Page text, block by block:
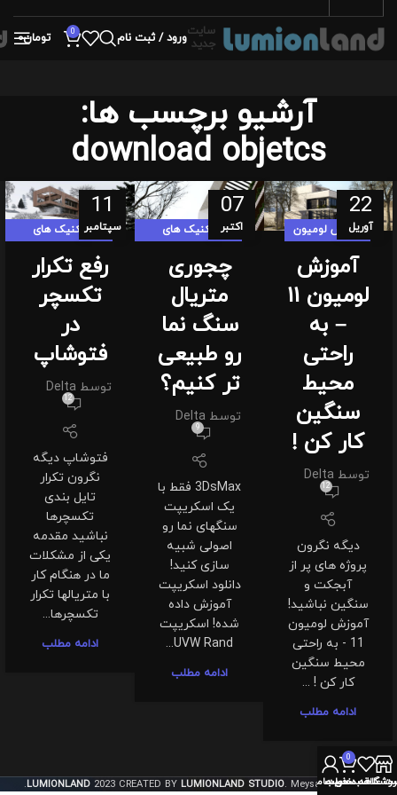
سایت
جدید ورود / ثبت نام 0 تومان0
آرشیو برچسب ها:
download objetcs
22
آوریلآموزش لومیون
آموزش
لومیون 11
– به
راحتی
محیط
سنگین
کار کن !
توسط Delta
12
دیگه نگرون
پروژه های پر از
آبجکت و
سنگین نباشید!
آموزش لومیون
11 - به راحتی
محیط سنگین
کار کن ! ...
ادامه مطلب
07
اکتبر
تکنیک های
چجوری
متریال
سنگ نما
رو طبیعی
تر کنیم؟
توسط Delta
9
3DsMax فقط با
یک اسکریپت
سنگهای نما رو
اصولی شبیه
سازی کنید!
دانلود اسکریپت
آموزش داده
شده! اسکریپت
UVW Rand...
ادامه مطلب
11
سپتامبرتکنیک های
رفع تکرار
تکسچر
در
فتوشاپ
توسط Delta
12
فتوشاپ دیگه
نگرون تکرار
تایل بندی
تکسچرها
نباشید مقدمه
یکی از مشکلات
ما در هنگام کار
با متریالها تکرار
تکسچرها...
ادامه مطلب
LUMIONLAND 2023 CREATED BY LUMIONLAND STUDIO. Meysam Khosravi.
علاقه مندی ها
0
سبد خرید
حساب من